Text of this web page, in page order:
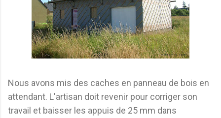
Nous avons mis des caches en panneau de bois en
attendant. L'artisan doit revenir pour corriger son
travail et baisser les appuis de 25 mm dans